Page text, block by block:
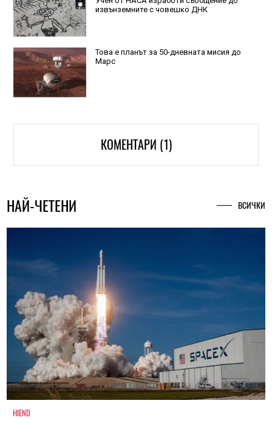
извънземните с човешко ДНК
Това е планът за 50-дневната мисия до
Марс
КОМЕНТАРИ (1)
НАЙ-ЧЕТЕНИ ВСИЧКИ
HIEND